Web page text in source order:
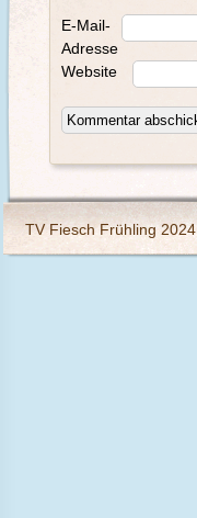
E-Mail-
Adresse
Website
TV Fiesch Frühling 2024